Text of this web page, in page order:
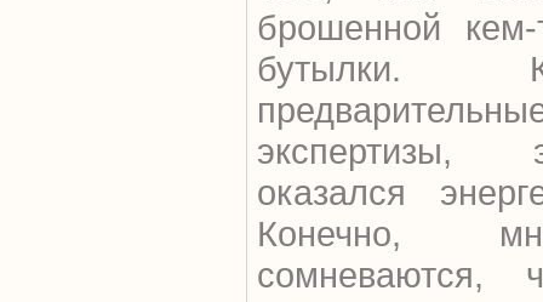
брошенной
бутылки.
экспертизы,
оказался
Конечно,
сомневаются,